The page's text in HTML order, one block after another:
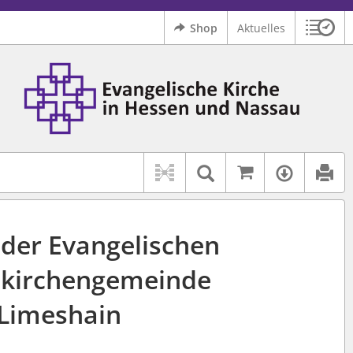
Shop Aktuelles
auch: "Pfarrerinitiative" oder "Pfarrerausschuss".
Hilfe.
Logo Ev. Kirche in Hessen und Nassau
Textsuche im
Auf
Evangelischen